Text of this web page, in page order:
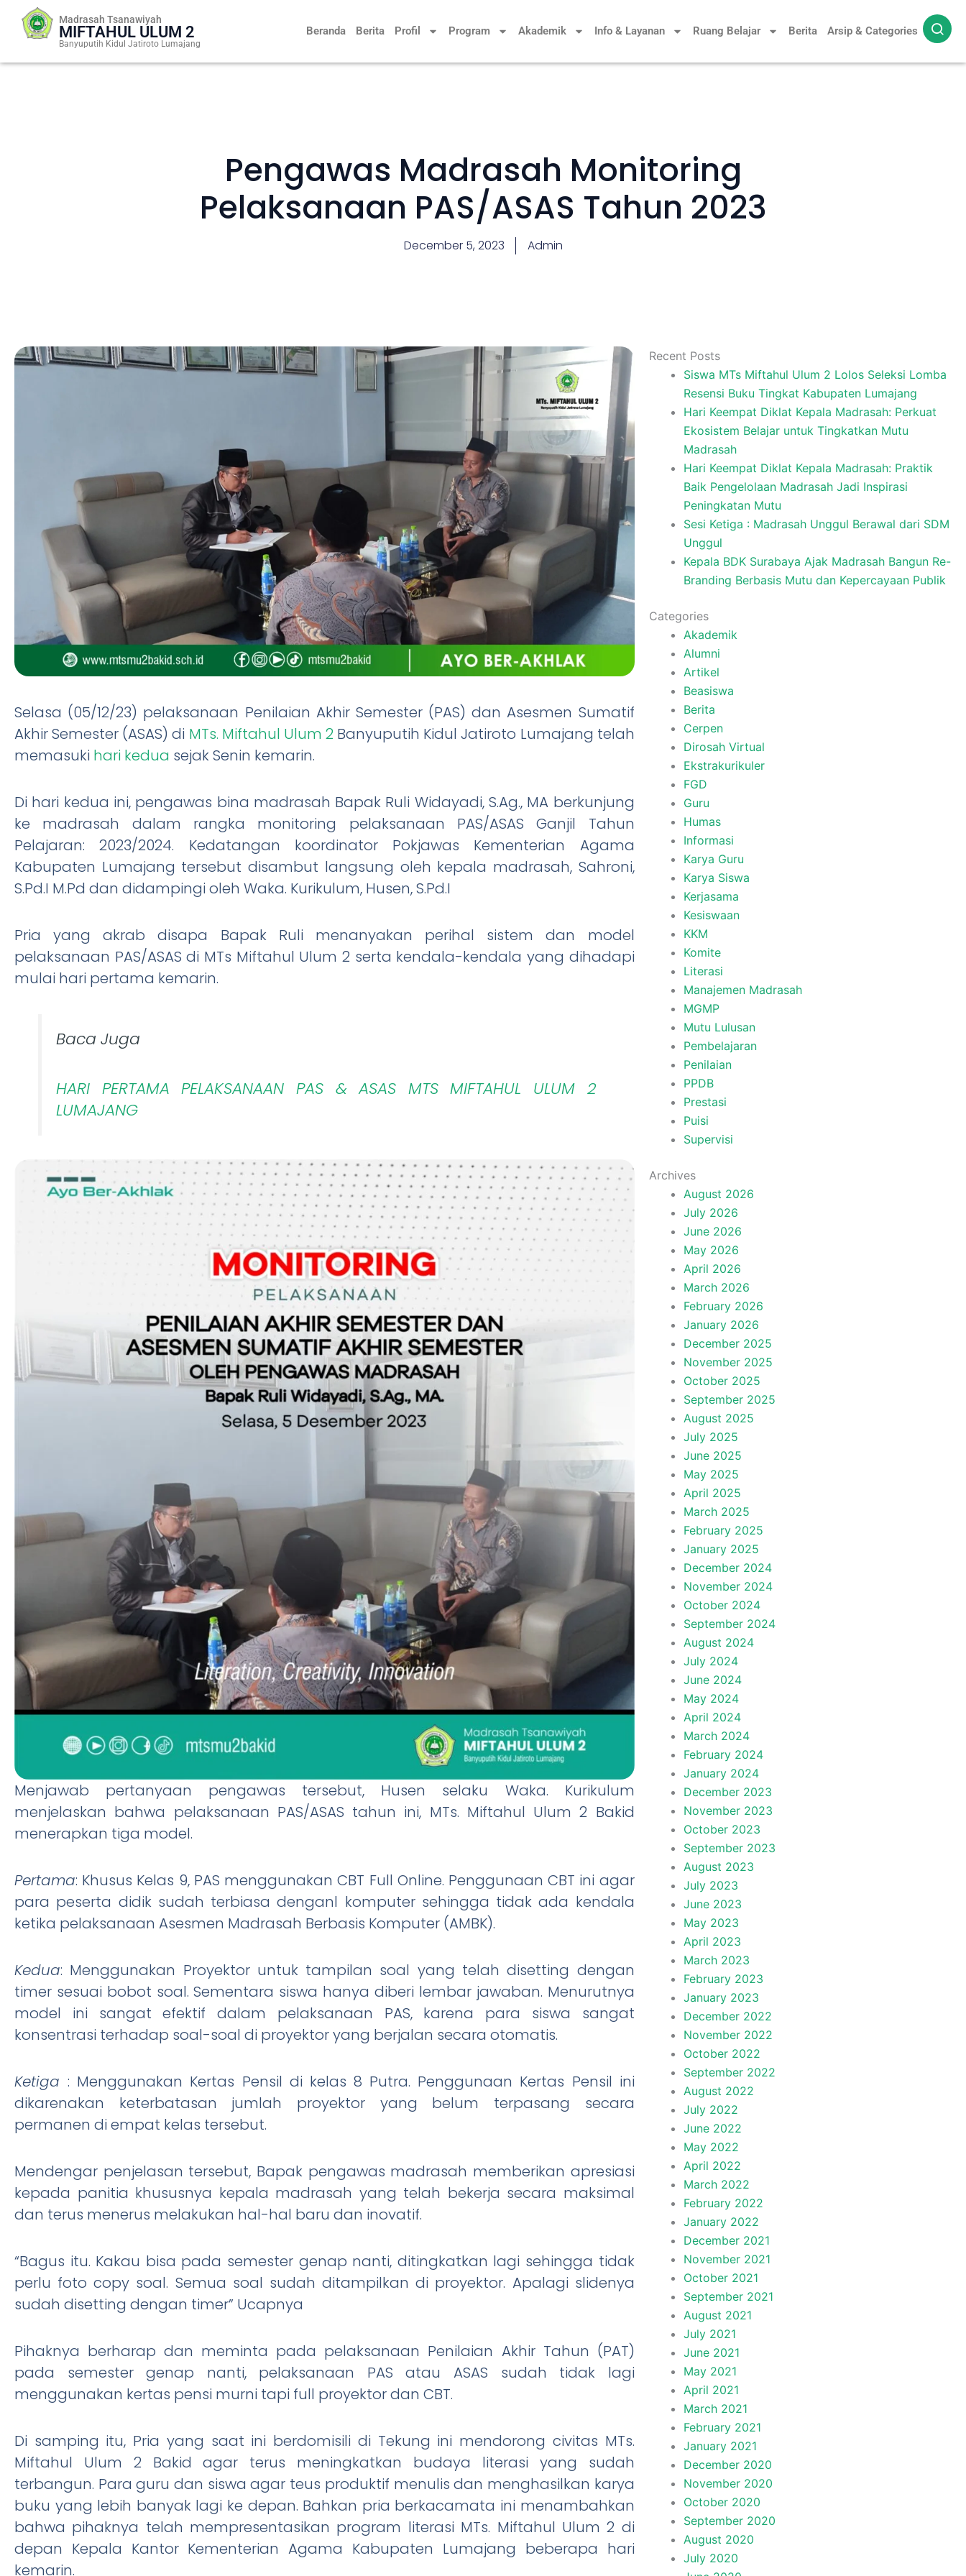
Beranda Berita Profil Program Akademik Info & Layanan Ruang Belajar Berita Arsip & Categories
Madrasah Tsanawiyah
MIFTAHUL ULUM 2
Banyuputih Kidul Jatiroto Lumajang
Pengawas Madrasah Monitoring
Pelaksanaan PAS/ASAS Tahun 2023
December 5, 2023 Admin
Selasa (05/12/23) pelaksanaan Penilaian Akhir Semester (PAS) dan Asesmen Sumatif
Akhir Semester (ASAS) di MTs. Miftahul Ulum 2Banyuputih Kidul Jatiroto Lumajang telah
memasuki hari kedua sejak Senin kemarin.
Di hari kedua ini, pengawas bina madrasah Bapak Ruli Widayadi, S.Ag., MA berkunjung
ke madrasah dalam rangka monitoring pelaksanaan PAS/ASAS Ganjil Tahun
Pelajaran: 2023/2024. Kedatangan koordinator Pokjawas Kementerian Agama
Kabupaten Lumajang tersebut disambut langsung oleh kepala madrasah, Sahroni,
S.Pd.I M.Pd dan didampingi oleh Waka. Kurikulum, Husen, S.Pd.I
Pria yang akrab disapa Bapak Ruli menanyakan perihal sistem dan model
pelaksanaan PAS/ASAS di MTs Miftahul Ulum 2 serta kendala-kendala yang dihadapi
mulai hari pertama kemarin.
Baca Juga
HARI PERTAMA PELAKSANAAN PAS & ASAS MTS MIFTAHUL ULUM 2
LUMAJANG
Menjawab pertanyaan pengawas tersebut, Husen selaku Waka. Kurikulum
menjelaskan bahwa pelaksanaan PAS/ASAS tahun ini, MTs. Miftahul Ulum 2 Bakid
menerapkan tiga model.
Pertama: Khusus Kelas 9, PAS menggunakan CBT Full Online. Penggunaan CBT ini agar
para peserta didik sudah terbiasa denganl komputer sehingga tidak ada kendala
ketika pelaksanaan Asesmen Madrasah Berbasis Komputer (AMBK).
Kedua: Menggunakan Proyektor untuk tampilan soal yang telah disetting dengan
timer sesuai bobot soal. Sementara siswa hanya diberi lembar jawaban. Menurutnya
model ini sangat efektif dalam pelaksanaan PAS, karena para siswa sangat
konsentrasi terhadap soal-soal di proyektor yang berjalan secara otomatis.
Ketiga: Menggunakan Kertas Pensil di kelas 8 Putra. Penggunaan Kertas Pensil ini
dikarenakan keterbatasan jumlah proyektor yang belum terpasang secara
permanen di empat kelas tersebut.
Mendengar penjelasan tersebut, Bapak pengawas madrasah memberikan apresiasi
kepada panitia khususnya kepala madrasah yang telah bekerja secara maksimal
dan terus menerus melakukan hal-hal baru dan inovatif.
“Bagus itu. Kakau bisa pada semester genap nanti, ditingkatkan lagi sehingga tidak
perlu foto copy soal. Semua soal sudah ditampilkan di proyektor. Apalagi slidenya
sudah disetting dengan timer” Ucapnya
Pihaknya berharap dan meminta pada pelaksanaan Penilaian Akhir Tahun (PAT)
pada semester genap nanti, pelaksanaan PAS atau ASAS sudah tidak lagi
menggunakan kertas pensi murni tapi full proyektor dan CBT.
Di samping itu, Pria yang saat ini berdomisili di Tekung ini mendorong civitas MTs.
Miftahul Ulum 2 Bakid agar terus meningkatkan budaya literasi yang sudah
terbangun. Para guru dan siswa agar teus produktif menulis dan menghasilkan karya
buku yang lebih banyak lagi ke depan. Bahkan pria berkacamata ini menambahkan
bahwa pihaknya telah mempresentasikan program literasi MTs. Miftahul Ulum 2 di
depan Kepala Kantor Kementerian Agama Kabupaten Lumajang beberapa hari
kemarin.
Recent Posts
Siswa MTs Miftahul Ulum 2 Lolos Seleksi Lomba
Resensi Buku Tingkat Kabupaten Lumajang
Hari Keempat Diklat Kepala Madrasah: Perkuat
Ekosistem Belajar untuk Tingkatkan Mutu
Madrasah
Hari Keempat Diklat Kepala Madrasah: Praktik
Baik Pengelolaan Madrasah Jadi Inspirasi
Peningkatan Mutu
Sesi Ketiga : Madrasah Unggul Berawal dari SDM
Unggul
Kepala BDK Surabaya Ajak Madrasah Bangun Re-
Branding Berbasis Mutu dan Kepercayaan Publik
Categories
Akademik
Alumni
Artikel
Beasiswa
Berita
Cerpen
Dirosah Virtual
Ekstrakurikuler
FGD
Guru
Humas
Informasi
Karya Guru
Karya Siswa
Kerjasama
Kesiswaan
KKM
Komite
Literasi
Manajemen Madrasah
MGMP
Mutu Lulusan
Pembelajaran
Penilaian
PPDB
Prestasi
Puisi
Supervisi
Archives
August 2026
July 2026
June 2026
May 2026
April 2026
March 2026
February 2026
January 2026
December 2025
November 2025
October 2025
September 2025
August 2025
July 2025
June 2025
May 2025
April 2025
March 2025
February 2025
January 2025
December 2024
November 2024
October 2024
September 2024
August 2024
July 2024
June 2024
May 2024
April 2024
March 2024
February 2024
January 2024
December 2023
November 2023
October 2023
September 2023
August 2023
July 2023
June 2023
May 2023
April 2023
March 2023
February 2023
January 2023
December 2022
November 2022
October 2022
September 2022
August 2022
July 2022
June 2022
May 2022
April 2022
March 2022
February 2022
January 2022
December 2021
November 2021
October 2021
September 2021
August 2021
July 2021
June 2021
May 2021
April 2021
March 2021
February 2021
January 2021
December 2020
November 2020
October 2020
September 2020
August 2020
July 2020